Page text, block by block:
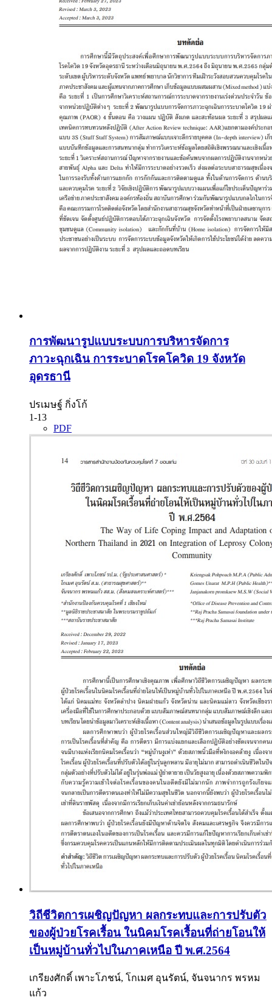
การพัฒนารูปแบบระบบการบริหารจัดการ
ภาวะฉุกเฉิน การระบาดโรคโควิด 19 จังหวัด
อุดรธานี
ปรเมษฐ์ กิ่งโก้
1-13
PDF
วิถีชีวิตการเผชิญปัญหา ผลกระทบและการปรับตัว
ของผู้ป่วยโรคเรื้อน ในนิคมโรคเรื้อนที่ถ่ายโอนให้
เป็นหมู่บ้านทั่วไปในภาคเหนือ ปี พ.ศ.2564
เกรียงศักดิ์ เพาะโภชน์, โกเมศ อุนรัตน์, จันจนากร พรหม
แก้ว